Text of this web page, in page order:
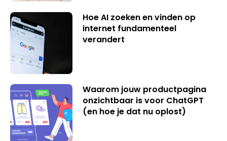
Hoe AI zoeken en vinden op
internet fundamenteel
verandert
Waarom jouw productpagina
onzichtbaar is voor ChatGPT
(en hoe je dat nu oplost)